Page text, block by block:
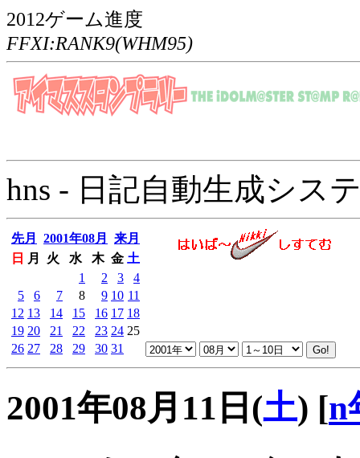
2012ゲーム進度
FFXI:RANK9(WHM95)
hns - 日記自動生成シス
先月 2001年08月
来月
日
月 火 水 木 金 土
1
2 3
4
5
6 7 8 9 10 11
12 13 14 15 16 17 18
19 20 21 22 23 24 25
26 27 28 29 30 31
2001年08月11日(土) [n